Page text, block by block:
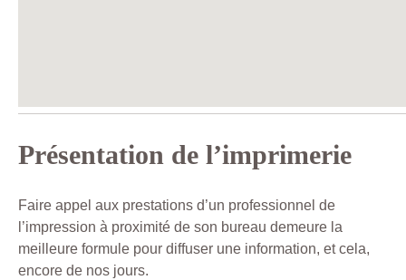
Présentation de l’imprimerie
Faire appel aux prestations d’un professionnel de
l’impression à proximité de son bureau demeure la
meilleure formule pour diffuser une information, et cela,
encore de nos jours.